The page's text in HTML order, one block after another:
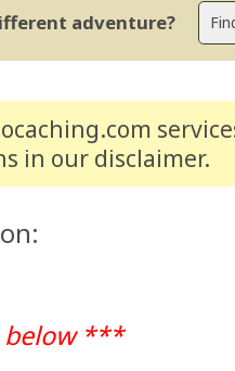
adventure?
in our disclaimer.
below ***